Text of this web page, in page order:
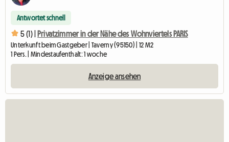
Antwortet schnell
5 (1) | Privatzimmer in der Nähe des Wohnviertels PARIS
Unterkunft beim Gastgeber | Taverny (95150) | 12 M2
1 Pers. | Mindestaufenthalt: 1 woche
Anzeige ansehen